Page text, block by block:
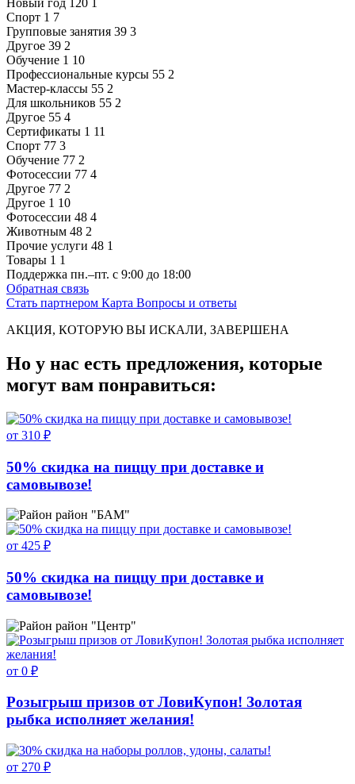
Новый год 120 1
Спорт 1 7
Групповые занятия 39 3
Другое 39 2
Обучение 1 10
Профессиональные курсы 55 2
Мастер-классы 55 2
Для школьников 55 2
Другое 55 4
Сертификаты 1 11
Спорт 77 3
Обучение 77 2
Фотосессии 77 4
Другое 77 2
Другое 1 10
Фотосессии 48 4
Животным 48 2
Прочие услуги 48 1
Товары 1 1
Поддержка пн.–пт. с 9:00 до 18:00
Обратная связь
Стать партнером Карта Вопросы и ответы
АКЦИЯ, КОТОРУЮ ВЫ ИСКАЛИ, ЗАВЕРШЕНА
Но у нас есть предложения, которые
могут вам понравиться:
от 310 ₽
50% скидка на пиццу при доставке и
самовывозе!
район "БАМ"
от 425 ₽
50% скидка на пиццу при доставке и
самовывозе!
район "Центр"
от 0 ₽
Розыгрыш призов от ЛовиКупон! Золотая
рыбка исполняет желания!
от 270 ₽